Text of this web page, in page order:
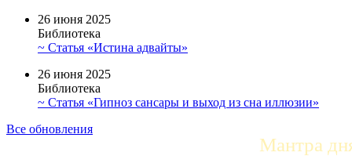
26 июня 2025
Библиотека
~ Статья «Истина адвайты»
26 июня 2025
Библиотека
~ Статья «Гипноз сансары и выход из сна иллюзии»
Все обновления
Мантра